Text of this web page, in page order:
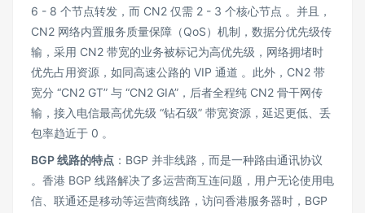
6 - 8 个节点转发，而 CN2 仅需 2 - 3 个核心节点 。并且，
CN2 网络内置服务质量保障（QoS）机制，数据分优先级传
输，采用 CN2 带宽的业务被标记为高优先级，网络拥堵时
优先占用资源，如同高速公路的 VIP 通道 。此外，CN2 带
宽分 “CN2 GT” 与 “CN2 GIA”，后者全程纯 CN2 骨干网传
输，接入电信最高优先级 “钻石级” 带宽资源，延迟更低、丢
包率趋近于 0 。
BGP线路的特点 ：BGP 并非线路，而是一种路由通讯协议
。香港 BGP 线路解决了多运营商互连问题，用户无论使用电
信、联通还是移动等运营商线路，访问香港服务器时，BGP